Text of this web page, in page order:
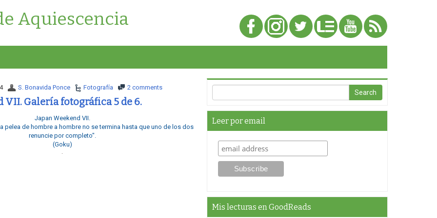
Aquiescencia
S. Bonavida Ponce Fotografía 2 comments
VII. Galería fotográfica 5 de 6.
Japan Weekend VII.
pelea de hombre a hombre no se termina hasta que uno de los dos
renuncie por completo".
(Goku)
Leer por email
Mis lecturas en GoodReads